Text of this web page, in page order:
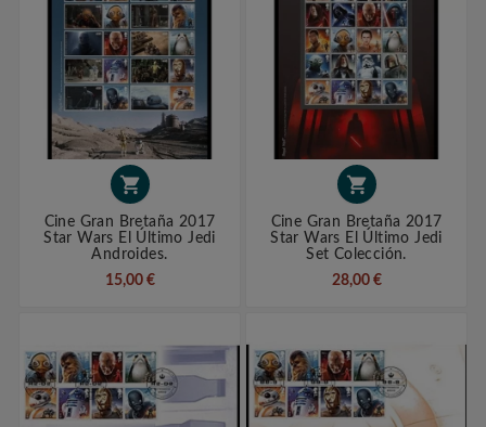

Cine Gran Bretaña 2017
Star Wars El Último Jedi
Androides.
15,00 €

Cine Gran Bretaña 2017
Star Wars El Último Jedi
Set Colección.
28,00 €